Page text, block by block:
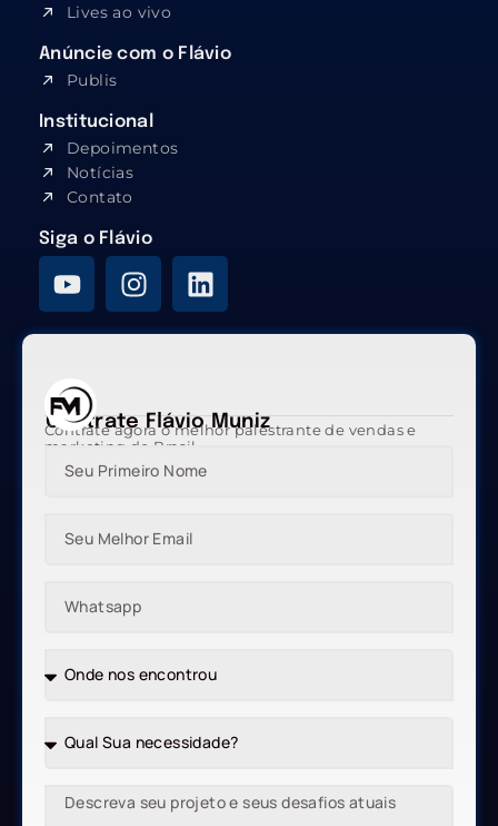
Lives ao vivo
Anúncie com o Flávio
Publis
Institucional
Depoimentos
Notícias
Contato
Siga o Flávio
Contrate Flávio Muniz
Contrate agora o melhor palestrante de vendas e
marketing do Brasil